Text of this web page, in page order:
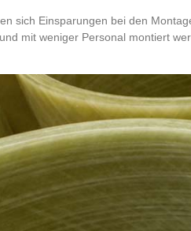
sich Einsparungen bei den
mit weniger Personal montiert